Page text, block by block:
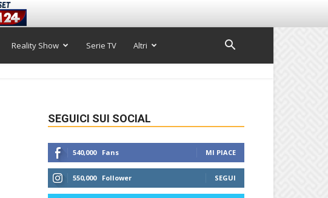
Reality Show Serie TV Altri
SEGUICI SUI SOCIAL
540,000 Fans MI PIACE
550,000 Follower SEGUI